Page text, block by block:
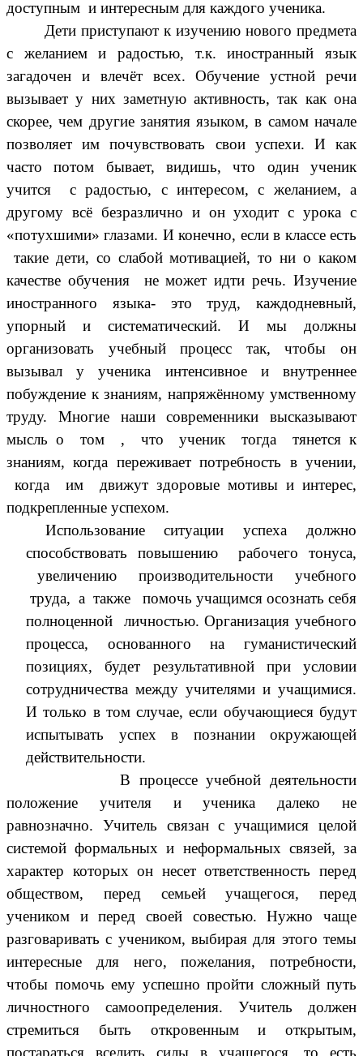
доступным и интересным для каждого ученика.
Дети приступают к изучению нового предмета
с желанием и радостью, т.к. иностранный язык
загадочен и влечёт всех. Обучение устной речи
вызывает у них заметную активность, так как она
скорее, чем другие занятия языком, в самом начале
позволяет им почувствовать свои успехи. И как
часто потом бывает, видишь, что один ученик
учится с радостью, с интересом, с желанием, а
другому всё безразлично и он уходит с урока с
«потухшими» глазами. И конечно, если в классе есть
такие дети, со слабой мотивацией, то ни о каком
качестве обучения не может идти речь. Изучение
иностранного языка- это труд, каждодневный,
упорный и систематический. И мы должны
организовать учебный процесс так, чтобы он
вызывал у ученика интенсивное и внутреннее
побуждение к знаниям, напряжённому умственному
труду. Многие наши современники высказывают
мысль о том , что ученик тогда тянется к
знаниям, когда переживает потребность в учении,
когда им движут здоровые мотивы и интерес,
подкрепленные успехом.
Использование ситуации успеха должно
способствовать повышению рабочего тонуса,
увеличению производительности учебного
труда, а также помочь учащимся осознать себя
полноценной личностью. Организация учебного
процесса, основанного на гуманистический
позициях, будет результативной при условии
сотрудничества между учителями и учащимися.
И только в том случае, если обучающиеся будут
испытывать успех в познании окружающей
действительности.
В процессе учебной деятельности
положение учителя и ученика далеко не
равнозначно. Учитель связан с учащимися целой
системой формальных и неформальных связей, за
характер которых он несет ответственность перед
обществом, перед семьей учащегося, перед
учеником и перед своей совестью. Нужно чаще
разговаривать с учеником, выбирая для этого темы
интересные для него, пожелания, потребности,
чтобы помочь ему успешно пройти сложный путь
личностного самоопределения. Учитель должен
стремиться быть откровенным и открытым,
постараться вселить силы в учащегося, то есть